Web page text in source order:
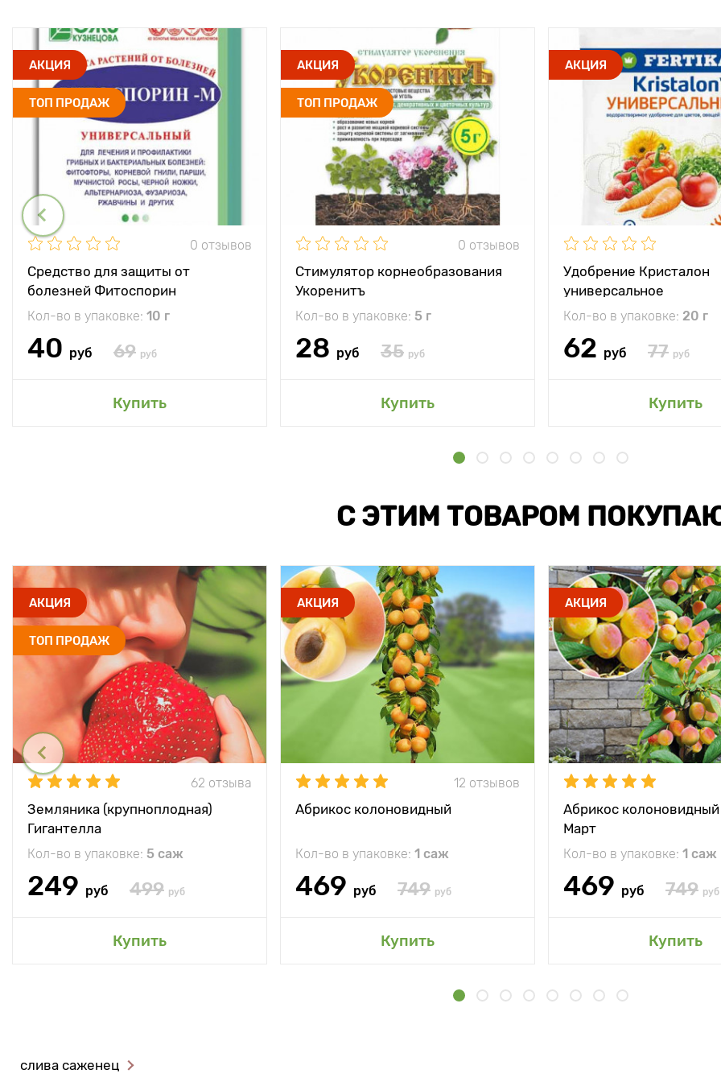
АКЦИЯ
ТОП ПРОДАЖ
0 отзывов
Средство для защиты от
болезней Фитоспорин
Кол-во в упаковке: 10 г
40 руб 69 руб
Купить
АКЦИЯ
ТОП ПРОДАЖ
0 отзывов
Стимулятор корнеобразования
Укоренитъ
Кол-во в упаковке: 5 г
28 руб 35 руб
Купить
АКЦИЯ
Удобрение Кристалон
универсальное
Кол-во в упаковке: 20 г
62 руб 77 руб
Купить
С ЭТИМ ТОВАРОМ
АКЦИЯ
ТОП ПРОДАЖ
62 отзыва
Земляника (крупноплодная)
Гигантелла
Кол-во в упаковке: 5 саж
249 руб 499 руб
Купить
АКЦИЯ
12 отзывов
Абрикос колоновидный
Кол-во в упаковке: 1 саж
469 руб 749 руб
Купить
АКЦИЯ
Абрикос
Март
Кол-во в упаковке: 1 саж
469 руб 749 руб
Купить
слива саженец